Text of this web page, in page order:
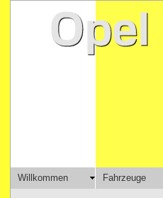
Willkommen Fahrzeuge